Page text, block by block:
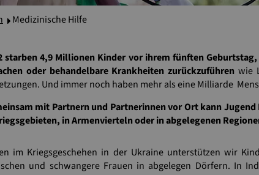
Medizinische Hilfe
starben 4,9 Millionen Kinder vor ihrem fünften
oder behandelbare Krankheiten zurückzuführen wie
Und immer noch haben mehr als eine Milliarde
mit Partnern und Partnerinnen vor Ort kann
in Armenvierteln oder in abgelegenen
im Kriegsgeschehen in der Ukraine unterstützen wir
und schwangere Frauen in abgelegen Dörfern. In